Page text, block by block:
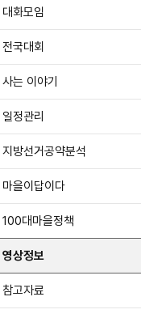
대화모임
전국대회
사는 이야기
일정관리
지방선거공약분석
마을이답이다
100대마을정책
영상정보
참고자료